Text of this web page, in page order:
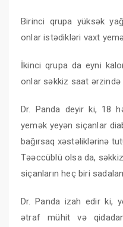
Birinci qrupa yüksək
onlar istədikləri vaxt
İkinci qrupa da eyni
onlar səkkiz saat ərzində
Dr. Panda deyir ki, 18
yemək yeyən siçanlar
bağırsaq xəstəliklərinə
Təəccüblü olsa da,
siçanların heç biri
Dr. Panda izah edir ki,
ətraf mühit və